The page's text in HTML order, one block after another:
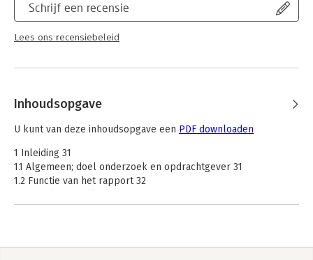
Schrijf een recensie
Lees ons recensiebeleid
Inhoudsopgave
U kunt van deze inhoudsopgave een PDF downloaden
1 Inleiding 31
1.1 Algemeen; doel onderzoek en opdrachtgever 31
1.2 Functie van het rapport 32
1.4 Opzet van het onderzoek; onderzoeksvragen 33
1.4.3 Onderdeel B: internationale vergelijking 35